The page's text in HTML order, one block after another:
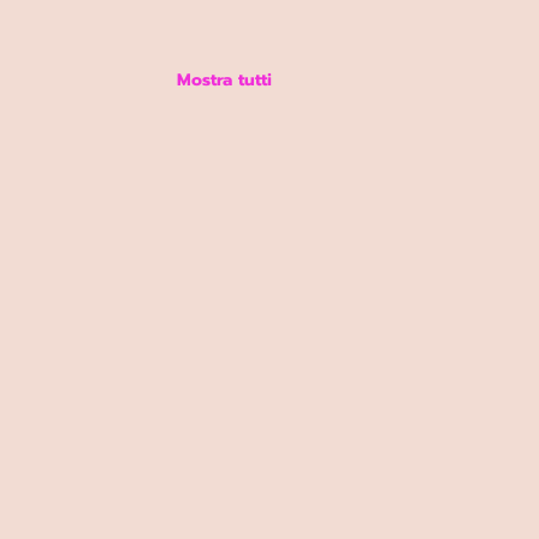
Mostra tutti